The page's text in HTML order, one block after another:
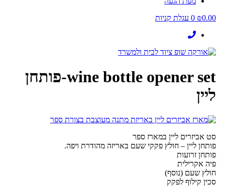
₪0.00
0 עגלת קניות
wine bottle opener set-פותחן
ליין
סט אביזרים ליין במארז ספר
פותחן ליין – חולץ פקקי שעם באריזה מהודרת ויפה.
פותחן זרועות
פיה אקרילית
חולץ שעם (נוסף)
סכין קילוף לפקק